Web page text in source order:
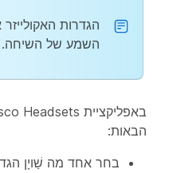
הגדרות
השמע של השיחה.
הבאות:
בחר אחד מה שַׁויָן